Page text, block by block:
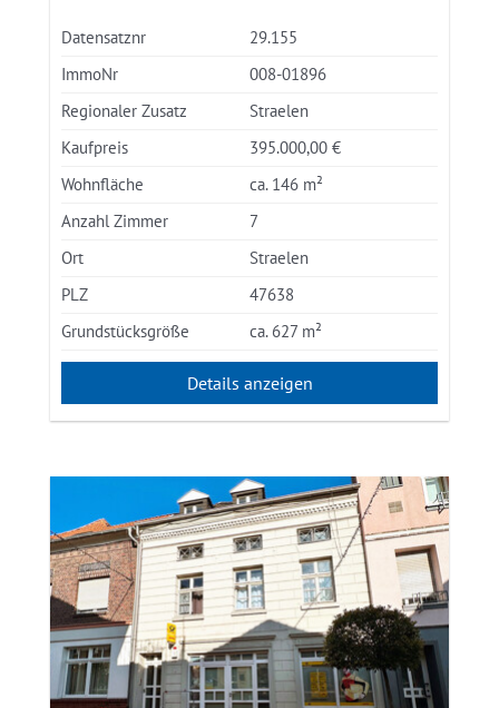
Datensatznr
29.155
ImmoNr
008-01896
Regionaler Zusatz
Straelen
Kaufpreis
395.000,00 €
Wohnfläche
ca. 146 m²
Anzahl Zimmer
7
Ort
Straelen
PLZ
47638
Grundstücksgröße
ca. 627 m²
Details anzeigen